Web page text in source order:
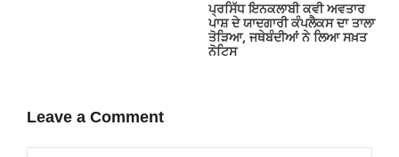
ਪ੍ਰਸਿੱਧ ਇਨਕਲਾਬੀ ਕਵੀ ਅਵਤਾਰ
ਪਾਸ਼ ਦੇ ਯਾਦਗਾਰੀ ਕੰਪਲੈਕਸ ਦਾ ਤਾਲਾ
ਤੋੜਿਆ, ਜਥੇਬੰਦੀਆਂ ਨੇ ਲਿਆ ਸਖ਼ਤ
ਨੋਟਿਸ
Leave a Comment